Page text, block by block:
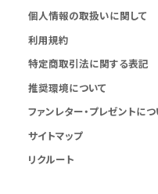
個人情報の取扱いに関して
利用規約
特定商取引法に関する表記
推奨環境について
ファンレター・プレゼントにつ
サイトマップ
リクルート